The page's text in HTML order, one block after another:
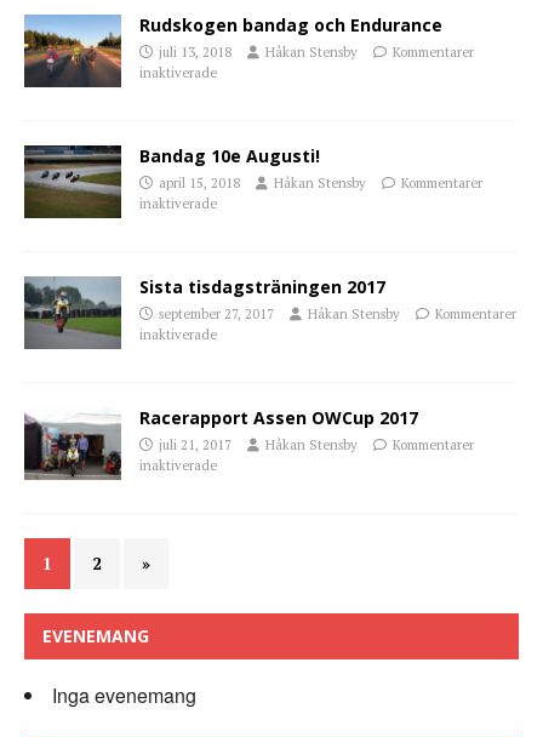
Rudskogen bandag och Endurance
juli 13, 2018 Håkan Stensby
Kommentarer
inaktiverade
Bandag 10e Augusti!
april 15, 2018 Håkan Stensby
Kommentarer
inaktiverade
Sista tisdagsträningen 2017
september 27, 2017 Håkan Stensby
Kommentarer
inaktiverade
Racerapport Assen OWCup 2017
juli 21, 2017 Håkan Stensby
Kommentarer
inaktiverade
1 2 »
EVENEMANG
Inga evenemang